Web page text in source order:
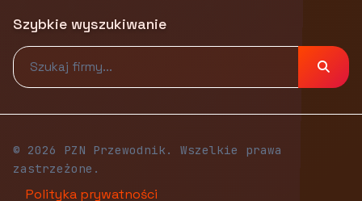
Szybkie wyszukiwanie
© 2026 PZN Przewodnik. Wszelkie prawa
zastrzeżone.
Polityka prywatności